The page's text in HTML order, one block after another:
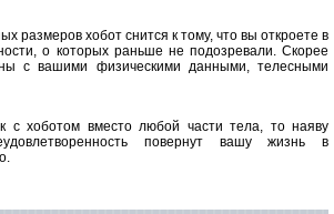
размеров хобот снится к тому, что вы откроете в
о которых раньше не подозревали. Скорее
с вашими физическими данными, телесными
с хоботом вместо любой части тела, то наяву
повернут вашу жизнь в